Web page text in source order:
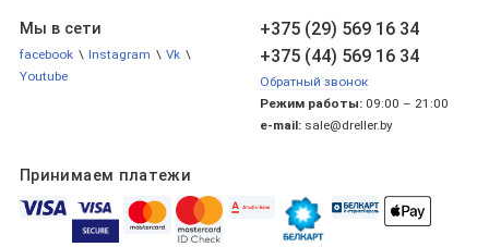
+375 (29) 569 16 34
+375 (44) 569 16 34
Обратный звонок
Режим работы: 09:00 – 21:00
e-mail: sale@dreller.by
Мы в сети
facebook \ Instagram \ Vk \
Youtube
Принимаем платежи